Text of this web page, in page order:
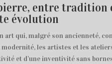
entre tradition
évolution
art qui, malgré son ancienneté,
les artistes et les
et d’une inventivité sans